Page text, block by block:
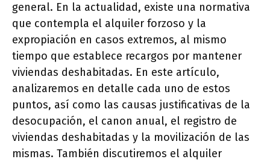
general. En la actualidad, existe una normativa
que contempla el alquiler forzoso y la
expropiación en casos extremos, al mismo
tiempo que establece recargos por mantener
viviendas deshabitadas. En este artículo,
analizaremos en detalle cada uno de estos
puntos, así como las causas justificativas de la
desocupación, el canon anual, el registro de
viviendas deshabitadas y la movilización de las
mismas. También discutiremos el alquiler